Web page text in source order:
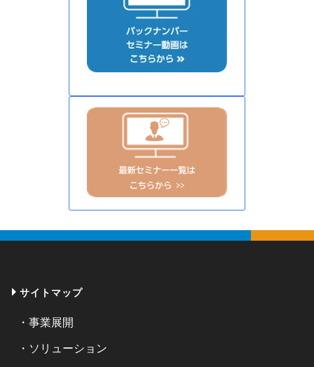
サイトマップ
事業展開
ソリューション